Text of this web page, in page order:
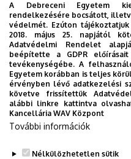
Vállalati
Webportál-,
(WAV)
Zeneművészeti Kar
Dolgozói
telefonkönyvében
A Debreceni Egyetem
rendelkezésére bocsátott,
védelmét. Ezúton
2018. május 25. napjától
Adatvédelmi Rendelet
beépítette a GDPR
tevékenységébe. A
Egyetem korábban is teljes
érvényben lévő adatkezelési
követve frissítettük
alábbi linkre kattintva
Kancellária WAV Központ
További információk
Nélkülözhetetlen sütik